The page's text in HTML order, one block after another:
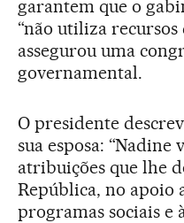
garantem que o
“não utiliza recursos
assegurou uma
governamental.
O presidente
sua esposa:
atribuições que lhe
República, no apoio
programas sociais e